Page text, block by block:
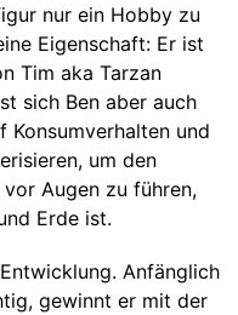
nur ein Hobby zu
Eigenschaft: Er ist
Tim aka Tarzan
sich Ben aber auch
Konsumverhalten und
um den
Augen zu führen,
Erde ist.
Anfänglich
gewinnt er mit der